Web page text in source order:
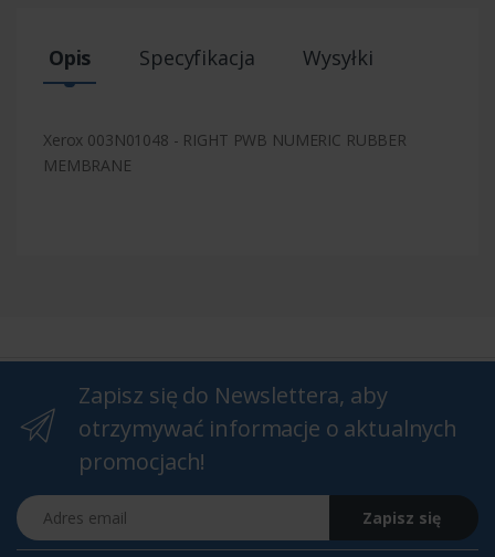
Opis Specyfikacja Wysyłki
Xerox 003N01048 - RIGHT PWB NUMERIC RUBBER
MEMBRANE
Zapisz się do Newslettera, aby
otrzymywać informacje o aktualnych
promocjach!
Adres email
Zapisz się